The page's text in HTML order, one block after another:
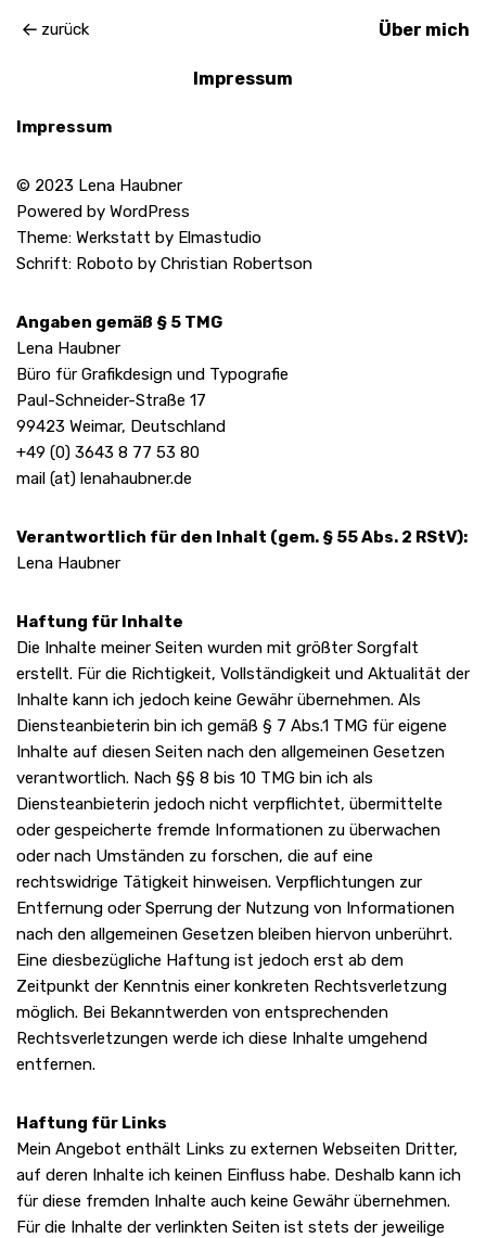
zurück Über mich
Impressum
Impressum
© 2023 Lena Haubner
Powered by WordPress
Theme: Werkstatt by Elmastudio
Schrift: Roboto by Christian Robertson
Angaben gemäß § 5 TMG
Lena Haubner
Büro für Grafikdesign und Typografie
Paul-Schneider-Straße 17
99423 Weimar, Deutschland
+49 (0) 3643 8 77 53 80
mail (at) lenahaubner.de
Verantwortlich für den Inhalt (gem. § 55 Abs. 2 RStV):
Lena Haubner
Haftung für Inhalte
Die Inhalte meiner Seiten wurden mit größter Sorgfalt
erstellt. Für die Richtigkeit, Vollständigkeit und Aktualität der
Inhalte kann ich jedoch keine Gewähr übernehmen. Als
Diensteanbieterin bin ich gemäß § 7 Abs.1 TMG für eigene
Inhalte auf diesen Seiten nach den allgemeinen Gesetzen
verantwortlich. Nach §§ 8 bis 10 TMG bin ich als
Diensteanbieterin jedoch nicht verpflichtet, übermittelte
oder gespeicherte fremde Informationen zu überwachen
oder nach Umständen zu forschen, die auf eine
rechtswidrige Tätigkeit hinweisen. Verpflichtungen zur
Entfernung oder Sperrung der Nutzung von Informationen
nach den allgemeinen Gesetzen bleiben hiervon unberührt.
Eine diesbezügliche Haftung ist jedoch erst ab dem
Zeitpunkt der Kenntnis einer konkreten Rechtsverletzung
möglich. Bei Bekanntwerden von entsprechenden
Rechtsverletzungen werde ich diese Inhalte umgehend
entfernen.
Haftung für Links
Mein Angebot enthält Links zu externen Webseiten Dritter,
auf deren Inhalte ich keinen Einfluss habe. Deshalb kann ich
für diese fremden Inhalte auch keine Gewähr übernehmen.
Für die Inhalte der verlinkten Seiten ist stets der jeweilige